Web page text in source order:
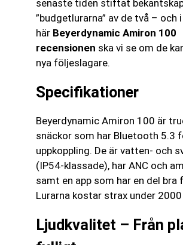
senaste tiden stiftat
”budgetlurarna” av de två – och
här Beyerdynamic Amiron 100
recensionen ska vi se om de
nya följeslagare.
Specifikationer
Beyerdynamic Amiron 100 är
snäckor som har Bluetooth 5.3
uppkoppling. De är vatten- och
(IP54-klassade), har ANC och
samt en app som har en del bra
Lurarna kostar strax under 2000
Ljudkvalitet – Från